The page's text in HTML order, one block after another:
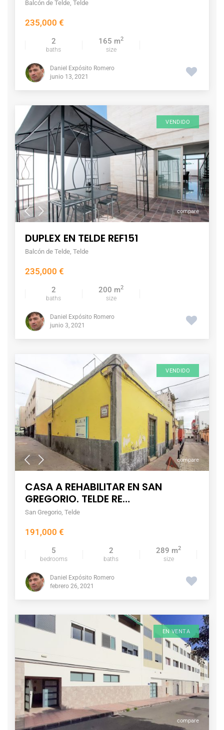
Balcón de Telde Telde
235,000 €
2
baths
165 m2
size
Daniel Expósito Romero
junio 13, 2021
compare
VENDIDO
DUPLEX EN TELDE REF151
Balcón de Telde Telde
235,000 €
2
baths
200 m2
size
Daniel Expósito Romero
junio 3, 2021
compare
VENDIDO
CASA A REHABILITAR EN SAN
GREGORIO. TELDE RE…
San Gregorio Telde
191,000 €
5
bedrooms
2
baths
289 m2
size
Daniel Expósito Romero
febrero 26, 2021
compare
EN VENTA